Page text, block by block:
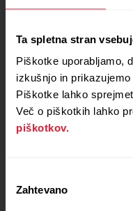
Ta spletna stran
Piškotke uporabljamo,
izkušnjo in
Piškotke lahko
Več o piškotkih lahko
piškotkov.
soglasja
Zahtevano